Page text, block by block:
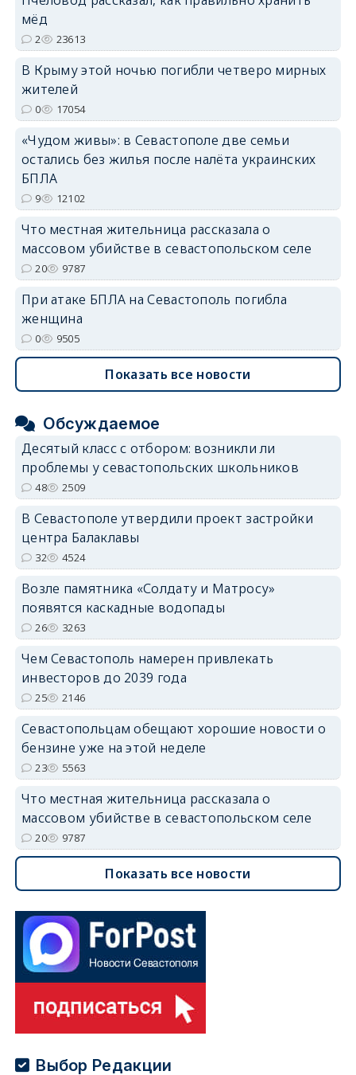
мёд
2 23613
В Крыму этой ночью погибли четверо мирных
жителей
0 17054
«Чудом живы»: в Севастополе две семьи
остались без жилья после налёта украинских
БПЛА
9 12102
Что местная жительница рассказала о
массовом убийстве в севастопольском селе
20 9787
При атаке БПЛА на Севастополь погибла
женщина
0 9505
Показать все новости
Обсуждаемое
Десятый класс с отбором: возникли ли
проблемы у севастопольских школьников
48 2509
В Севастополе утвердили проект застройки
центра Балаклавы
32 4524
Возле памятника «Солдату и Матросу»
появятся каскадные водопады
26 3263
Чем Севастополь намерен привлекать
инвесторов до 2039 года
25 2146
Севастопольцам обещают хорошие новости о
бензине уже на этой неделе
23 5563
Что местная жительница рассказала о
массовом убийстве в севастопольском селе
20 9787
Показать все новости
Выбор Редакции